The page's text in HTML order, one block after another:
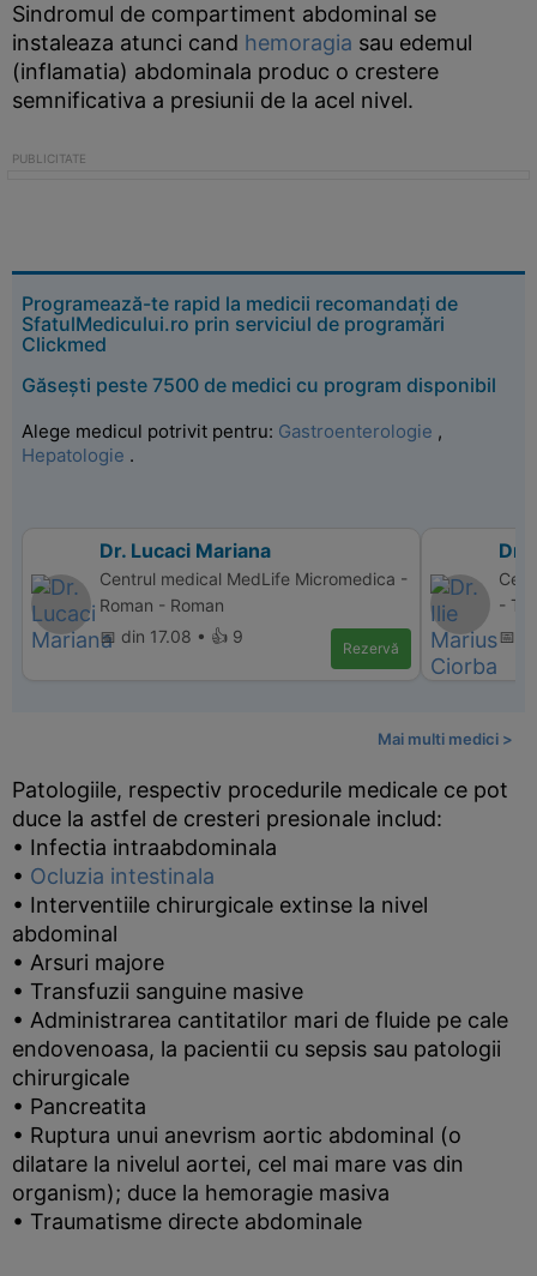
Sindromul de compartiment abdominal se
instaleaza atunci cand hemoragia sau edemul
(inflamatia) abdominala produc o crestere
semnificativa a presiunii de la acel nivel.
Programează-te rapid la medicii recomandați de
SfatulMedicului.ro prin serviciul de programări
Clickmed
Găsești peste 7500 de medici cu program disponibil
Alege medicul potrivit pentru: Gastroenterologie ,
Hepatologie .
Dr. Lucaci Mariana
Centrul medical MedLife Micromedica -
Roman - Roman
📅 din 17.08 • 👍 9
Rezervă
Dr.
-
📅
Mai multi medici >
Patologiile, respectiv procedurile medicale ce pot
duce la astfel de cresteri presionale includ:
• Infectia intraabdominala
• Ocluzia intestinala
• Interventiile chirurgicale extinse la nivel
abdominal
• Arsuri majore
• Transfuzii sanguine masive
• Administrarea cantitatilor mari de fluide pe cale
endovenoasa, la pacientii cu sepsis sau patologii
chirurgicale
• Pancreatita
• Ruptura unui anevrism aortic abdominal (o
dilatare la nivelul aortei, cel mai mare vas din
organism); duce la hemoragie masiva
• Traumatisme directe abdominale